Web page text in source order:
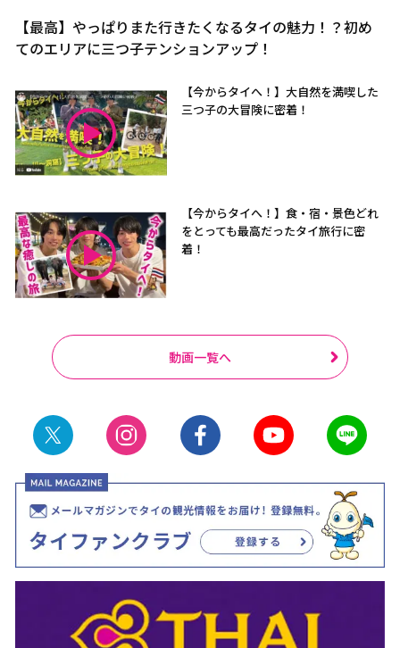
【最高】やっぱりまた行きたくなるタイの魅力！？初め
てのエリアに三つ子テンションアップ！
【今からタイへ！】大自然を満喫した
三つ子の大冒険に密着！
【今からタイへ！】食・宿・景色どれ
をとっても最高だったタイ旅行に密
着！
動画一覧へ